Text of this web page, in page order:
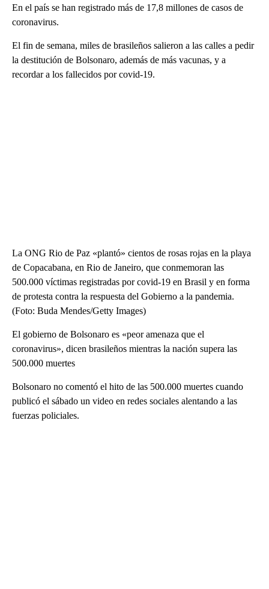
En el país se han registrado más de 17,8 millones de casos de
coronavirus.
El fin de semana, miles de brasileños salieron a las calles a pedir
la destitución de Bolsonaro, además de más vacunas, y a
recordar a los fallecidos por covid-19.
La ONG Rio de Paz «plantó» cientos de rosas rojas en la playa
de Copacabana, en Rio de Janeiro, que conmemoran las
500.000 víctimas registradas por covid-19 en Brasil y en forma
de protesta contra la respuesta del Gobierno a la pandemia.
(Foto: Buda Mendes/Getty Images)
El gobierno de Bolsonaro es «peor amenaza que el
coronavirus», dicen brasileños mientras la nación supera las
500.000 muertes
Bolsonaro no comentó el hito de las 500.000 muertes cuando
publicó el sábado un video en redes sociales alentando a las
fuerzas policiales.